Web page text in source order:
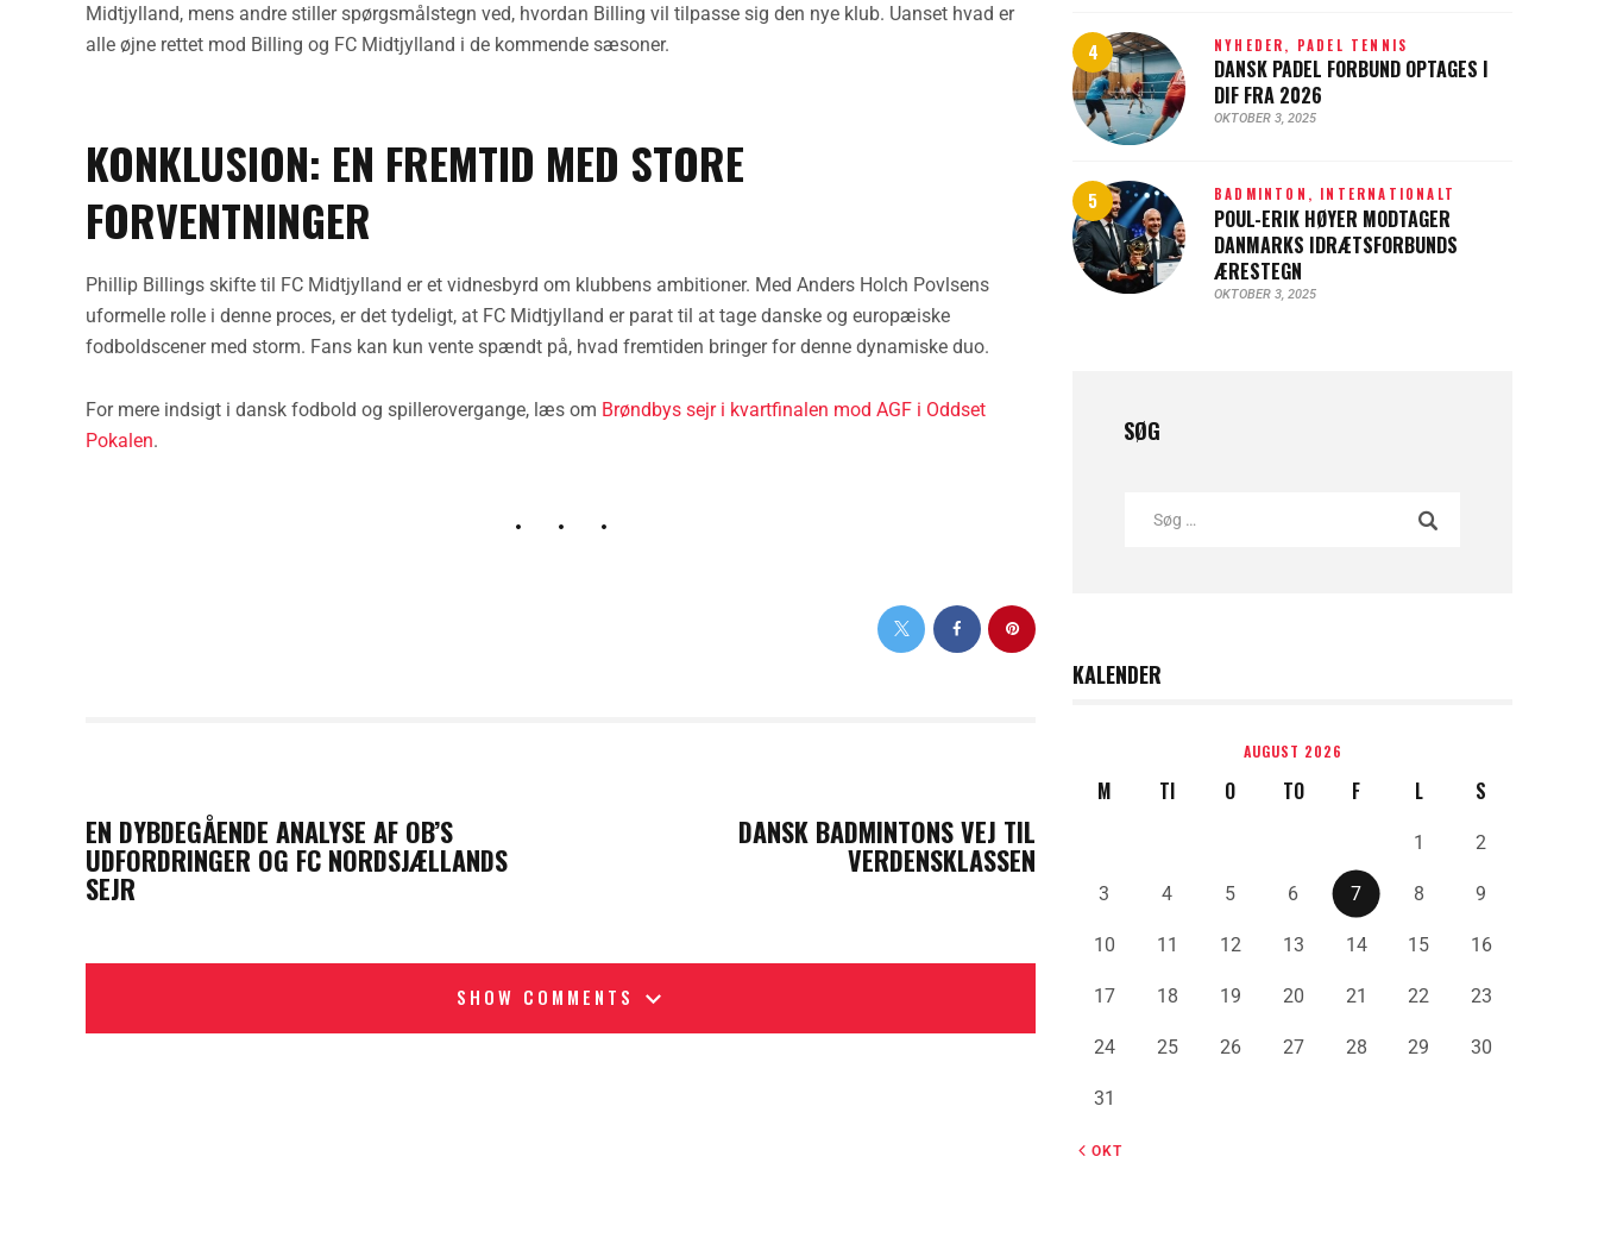
Midtjylland, mens andre stiller spørgsmålstegn ved, hvordan Billing vil tilpasse sig den nye klub. Uanset hvad er
alle øjne rettet mod Billing og FC Midtjylland i de kommende sæsoner.
KONKLUSION: EN FREMTID MED STORE
FORVENTNINGER
Phillip Billings skifte til FC Midtjylland er et vidnesbyrd om klubbens ambitioner. Med Anders Holch Povlsens
uformelle rolle i denne proces, er det tydeligt, at FC Midtjylland er parat til at tage danske og europæiske
fodboldscener med storm. Fans kan kun vente spændt på, hvad fremtiden bringer for denne dynamiske duo.
For mere indsigt i dansk fodbold og spillerovergange, læs om Brøndbys sejr i kvartfinalen mod AGF i Oddset
Pokalen.
EN DYBDEGÅENDE ANALYSE AF OB’S
UDFORDRINGER OG FC NORDSJÆLLANDS
SEJR
DANSK BADMINTONS VEJ TIL
VERDENSKLASSEN
SHOW COMMENTS
NYHEDER, PADEL TENNIS
DANSK PADEL FORBUND OPTAGES I
DIF FRA 2026
OKTOBER 3, 2025
BADMINTON, INTERNATIONALT
POUL-ERIK HØYER MODTAGER
DANMARKS IDRÆTSFORBUNDS
ÆRESTEGN
OKTOBER 3, 2025
SØG
KALENDER
AUGUST 2026
M TI O TO F L S
1 2
3 4 5 6 7 8 9
10 11 12 13 14 15 16
17 18 19 20 21 22 23
24 25 26 27 28 29 30
31
« OKT